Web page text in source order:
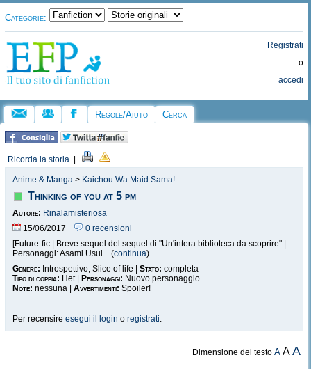
Categorie:
Registrati
o
accedi
Regole/Aiuto Cerca
Ricorda la storia
Anime & Manga > Kaichou Wa Maid Sama!
Thinking of you at 5 pm
Autore: Rinalamisteriosa
15/06/2017
0 recensioni
[Future-fic | Breve sequel del sequel di "Un'intera biblioteca da scoprire" |
Personaggi: Asami Usui... (continua)
Genere: Introspettivo, Slice of life | Stato: completa
Tipo di coppia: Het | Personaggi: Nuovo personaggio
Note: nessuna | Avvertimenti: Spoiler!
Per recensire esegui il login o registrati.
Dimensione del testoA AA